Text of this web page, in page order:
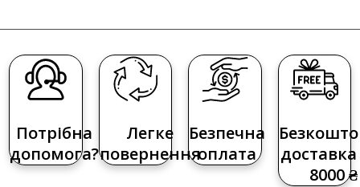
Потрібна
допомога?
Легке
повернення
Безпечна
оплата
доставка
8000 ₴